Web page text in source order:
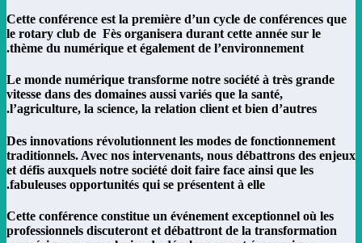
Cette conférence est la première d’un cycle de conférences que
le rotary club de Fès organisera durant cette année sur le
thème du numérique et également de l’environnement.
Le monde numérique transforme notre société à très grande
vitesse dans des domaines aussi variés que la santé,
l’agriculture, la science, la relation client et bien d’autres.
Des innovations révolutionnent les modes de fonctionnement
traditionnels. Avec nos intervenants, nous débattrons des enjeux
et défis auxquels notre société doit faire face ainsi que les
fabuleuses opportunités qui se présentent à elle.
Cette conférence constitue un événement exceptionnel où les
professionnels discuteront et débattront de la transformation